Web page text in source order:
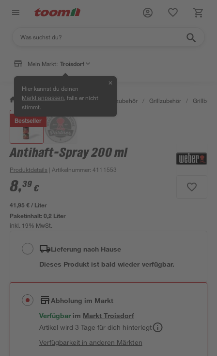
Mein Markt: Troisdorf
Hier kannst du deinen
Markt anpassen , falls er nicht
stimmt.
✕
/ Garten & Freizeit / Grills & Grillzubehör / Grillzubehör /
Bestseller
Antihaft-Spray 200 ml
Produktdetails | Artikelnummer:4111553
8,39 €
41,95 € / Liter
Paketinhalt:0,2 Liter
inkl. 19% MwSt.
Lieferung nach Hause
Dieses Produkt ist bald wieder verfügbar.
Abholung im Markt
Verfügbar im MarktTroisdorf
Artikel wird 3 Tage für dich hinterlegt
Verfügbarkeit in anderen Märkten